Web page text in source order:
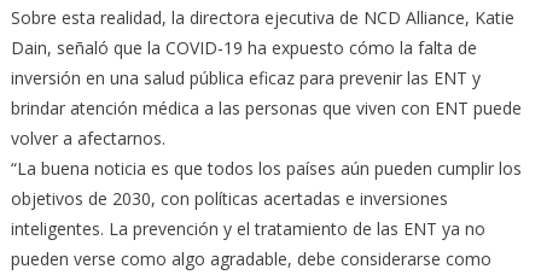
Sobre esta realidad, la directora ejecutiva de NCD Alliance, Katie
Dain, señaló que la COVID-19 ha expuesto cómo la falta de
inversión en una salud pública eficaz para prevenir las ENT y
brindar atención médica a las personas que viven con ENT puede
volver a afectarnos.
“La buena noticia es que todos los países aún pueden cumplir los
objetivos de 2030, con políticas acertadas e inversiones
inteligentes. La prevención y el tratamiento de las ENT ya no
pueden verse como algo agradable, debe considerarse como